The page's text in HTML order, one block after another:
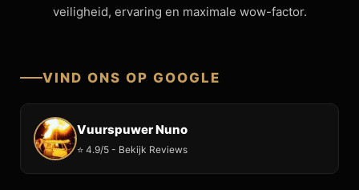
veiligheid, ervaring en maximale wow-factor.
VIND ONS OP GOOGLE
Vuurspuwer Nuno
⭐ 4.9/5 - Bekijk Reviews